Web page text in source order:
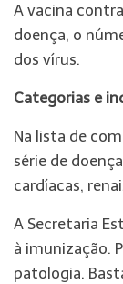
A vacina
doença, o
dos vírus.
Categorias e
Na lista de
série de
cardíacas,
A Secretaria
à imunização.
patologia.